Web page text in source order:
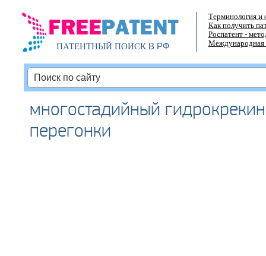
ПАТЕНТНЫЙ ПОИСКВ РФ
Терминология и
Как получить
Роспатент -
Международная
многостадийный
перегонки